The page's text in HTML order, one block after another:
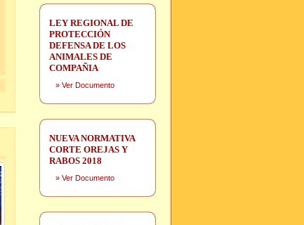
LEY REGIONAL DE
PROTECCIÓN
DEFENSA DE LOS
ANIMALES DE
COMPAÑIA
» Ver Documento
NUEVA NORMATIVA
CORTE OREJAS Y
RABOS 2018
» Ver Documento